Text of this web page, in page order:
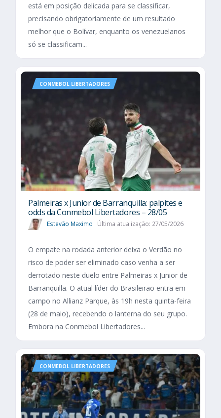
está em posição delicada para se classificar,
precisando obrigatoriamente de um resultado
melhor que o Bolívar, enquanto os venezuelanos
só se classificam...
CONMEBOL LIBERTADORES
Palmeiras x Junior de Barranquilla: palpites e
odds da Conmebol Libertadores – 28/05
Estevão Maximo Última atualização: 27/05/2026
O empate na rodada anterior deixa o Verdão no
risco de poder ser eliminado caso venha a ser
derrotado neste duelo entre Palmeiras x Junior de
Barranquilla. O atual líder do Brasileirão entra em
campo no Allianz Parque, às 19h nesta quinta-feira
(28 de maio), recebendo o lanterna do seu grupo.
Embora na Conmebol Libertadores...
CONMEBOL LIBERTADORES